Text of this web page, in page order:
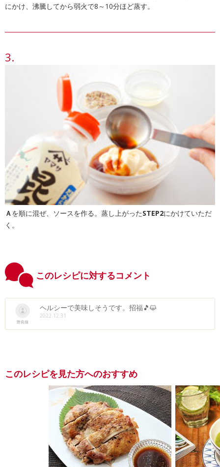
にかけ、沸騰してから弱火で8～10分ほど蒸す。
Ａを順に混ぜ、ソースを作る。蒸し上がったSTEP2にかけていただ
く。
このレシピに対するコメント
野良猫
ヘルシーで美味しそうです。招福🎵😺
2022.12.31
このレシピを見た方へのおすすめ